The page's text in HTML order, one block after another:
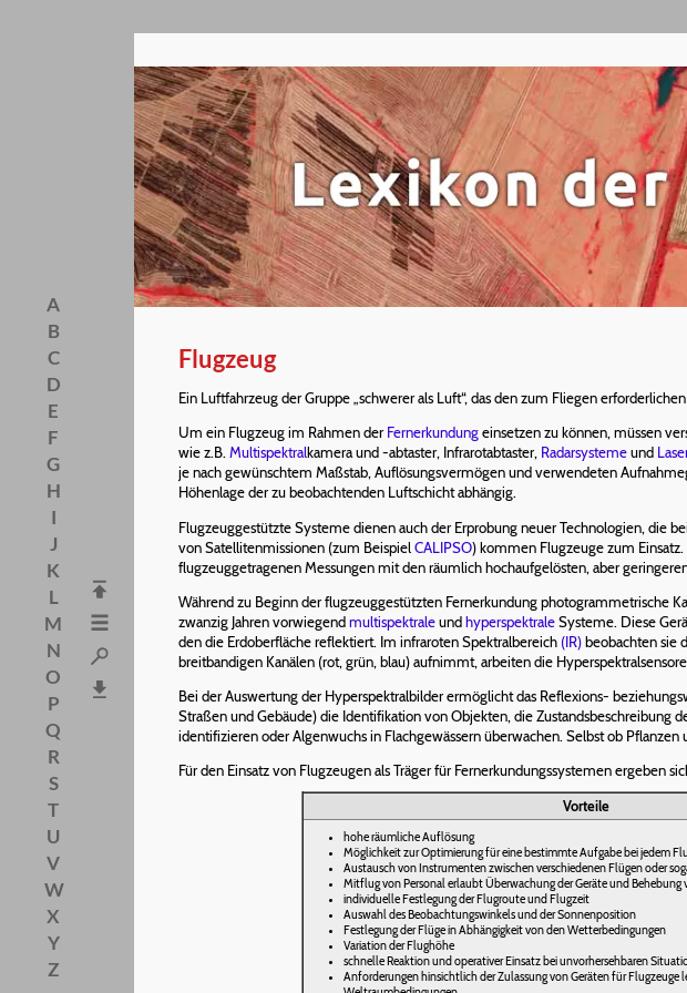
A
B
C
D
E
F
G
H
I
J
K
L
M
N
O
P
Q
R
S
T
U
V
W
X
Y
Z
Flugzeug
Ein Luftfahrzeug der Gruppe „schwerer als Luft“, das den zum Fliegen
Um ein Flugzeug im Rahmen derFernerkundungeinsetzen zu können, müssen
wie z.B.Multispektralkamera und -abtaster, Infrarotabtaster, Radarsystemeund
je nach gewünschtem Maßstab, Auflösungsvermögen und verwendeten
Höhenlage der zu beobachtenden Luftschicht abhängig.
Flugzeuggestützte Systeme dienen auch der Erprobung neuer Technologien, die
von Satellitenmissionen (zum BeispielCALIPSO) kommen Flugzeuge zum
flugzeuggetragenen Messungen mit den räumlich hochaufgelösten, aber
Während zu Beginn der flugzeuggestützten Fernerkundung photogrammetrische
zwanzig Jahren vorwiegendmultispektraleundhyperspektraleSysteme. Diese
den die Erdoberfläche reflektiert. Im infraroten Spektralbereich (IR)beobachten sie
breitbandigen Kanälen (rot, grün, blau) aufnimmt, arbeiten die
Bei der Auswertung der Hyperspektralbilder ermöglicht das Reflexions-
Straßen und Gebäude) die Identifikation von Objekten, die Zustandsbeschreibung
identifizieren oder Algenwuchs in Flachgewässern überwachen. Selbst ob
Für den Einsatz von Flugzeugen als Träger für Fernerkundungssystemen ergeben
Vorteile
hohe räumliche Auflösung
Möglichkeit zur Optimierung für eine bestimmte Aufgabe bei jedem
Austausch von Instrumenten zwischen verschiedenen Flügen oder
Mitflug von Personal erlaubt Überwachung der Geräte und Behebung
individuelle Festlegung der Flugroute und Flugzeit
Auswahl des Beobachtungswinkels und der Sonnenposition
Festlegung der Flüge in Abhängigkeit von den Wetterbedingungen
Variation der Flughöhe
schnelle Reaktion und operativer Einsatz bei unvorhersehbaren
Anforderungen hinsichtlich der Zulassung von Geräten für Flugzeuge